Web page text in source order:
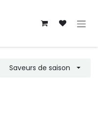
Saveurs de saison